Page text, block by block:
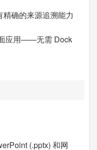
精确的来源追溯能力
应用——无需 Dock
(.pptx) 和网